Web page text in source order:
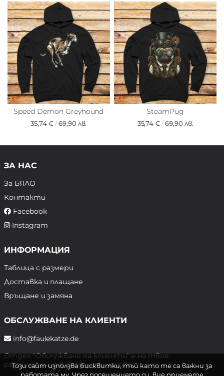
Speed Demon Greyhound
35,74 €/69,90 лв.
SteamPug
35,74 €/69,90 лв.
ЗА НАС
За БЯЛО
Контакти
Facebook
Instagram
ИНФОРМАЦИЯ
Таблица с размери
Доставка и плащане
Връщане и замяна
ОБСЛУЖВАНЕ НА КЛИЕНТИ
info@faulekatze.de
Отдел "Обслужване на клиенти" е на твое
разположение в следните часове:
Този сайт използва бисквитки, тъй като те са важни за